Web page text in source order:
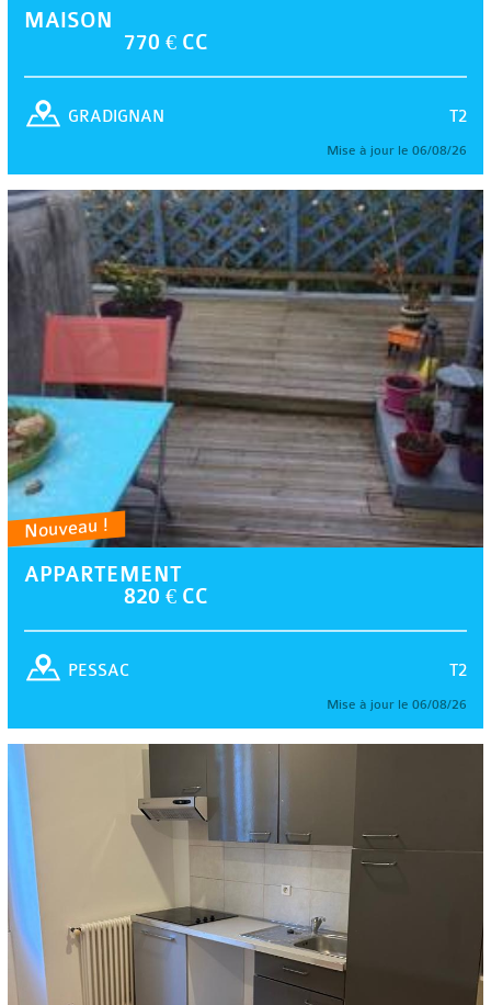
MAISON
770 € CC
T2
GRADIGNAN
Mise à jour le 06/08/26
Nouveau !
APPARTEMENT
820 € CC
T2
PESSAC
Mise à jour le 06/08/26